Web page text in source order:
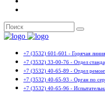
+7 (3532) 601-601 - Горячая линия
+7 (3532) 33-00-76 - Отдел
+7 (3532) 40-65-89 - Отдел
+7 (3532) 40-65-93 - Орган по
+7 (3532) 40-65-96 -